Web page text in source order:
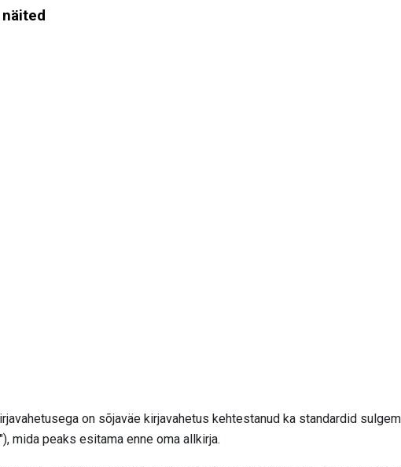
on sõjaväe kirjavahetus kehtestanud ka standardid
mida peaks esitama enne oma allkirja.